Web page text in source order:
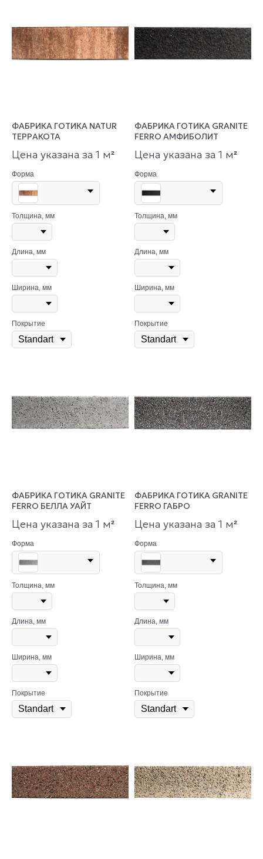
ФАБРИКА ГОТИКА NATUR
ТЕРРАКОТА
Цена указана за 1 м²
Форма
Толщина, мм
Длина, мм
Ширина, мм
Покрытие
ФАБРИКА ГОТИКА GRANITE
FERRO АМФИБОЛИТ
Цена указана за 1 м²
Форма
Толщина, мм
Длина, мм
Ширина, мм
Покрытие
ФАБРИКА ГОТИКА GRANITE
FERRO БЕЛЛА УАЙТ
Цена указана за 1 м²
Форма
Толщина, мм
Длина, мм
Ширина, мм
Покрытие
ФАБРИКА ГОТИКА GRANITE
FERRO ГАБРО
Цена указана за 1 м²
Форма
Толщина, мм
Длина, мм
Ширина, мм
Покрытие